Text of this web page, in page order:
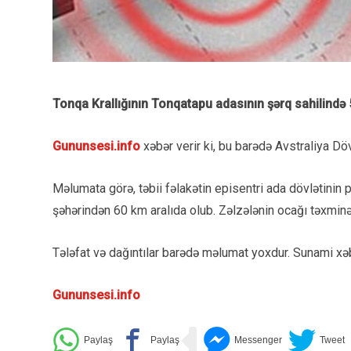
Tonqa Krallığının Tonqatapu adasının şərq
Gununsesi.info xəbər verir ki, bu barədə Avstraliya
Məlumata görə, təbii fəlakətin episentri ada dövlətinin
şəhərindən 60 km aralıda olub. Zəlzələnin ocağı
Tələfat və dağıntılar barədə məlumat yoxdur. Sunami
Gununsesi.info